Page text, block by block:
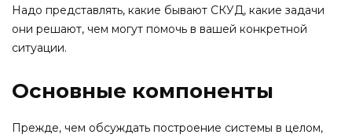
Надо представлять, какие бывают СКУД, какие задачи
они решают, чем могут помочь в вашей конкретной
ситуации.
Основные компоненты
Прежде, чем обсуждать построение системы в целом,